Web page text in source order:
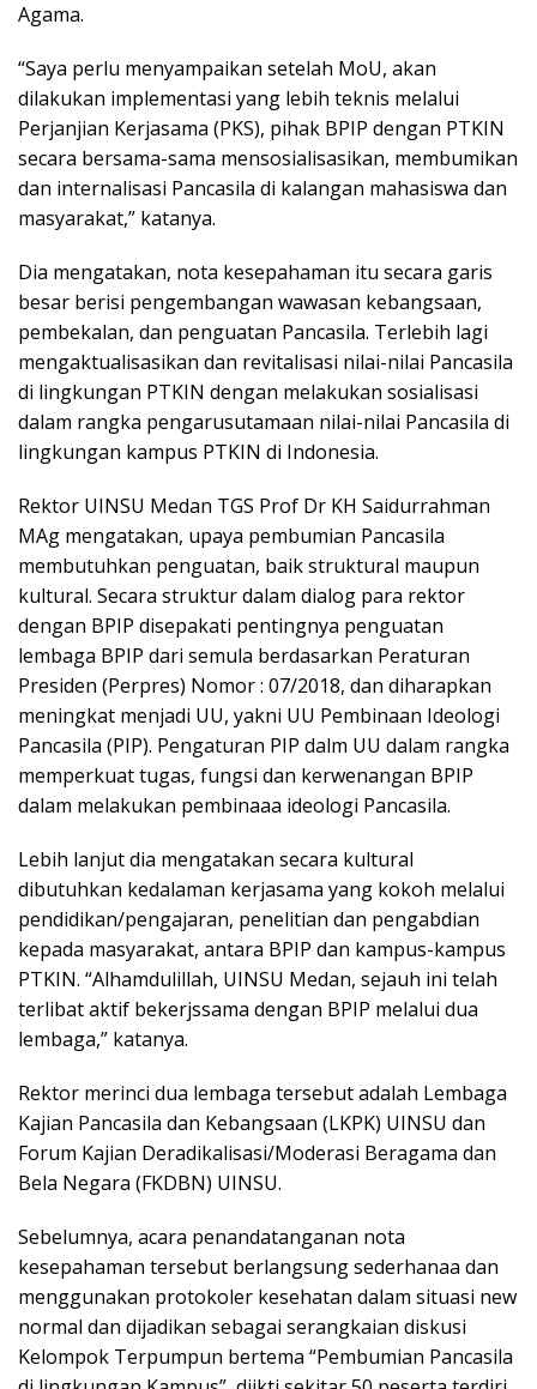
Agama.
“Saya perlu menyampaikan setelah MoU, akan
dilakukan implementasi yang lebih teknis melalui
Perjanjian Kerjasama (PKS), pihak BPIP dengan PTKIN
secara bersama-sama mensosialisasikan, membumikan
dan internalisasi Pancasila di kalangan mahasiswa dan
masyarakat,” katanya.
Dia mengatakan, nota kesepahaman itu secara garis
besar berisi pengembangan wawasan kebangsaan,
pembekalan, dan penguatan Pancasila. Terlebih lagi
mengaktualisasikan dan revitalisasi nilai-nilai Pancasila
di lingkungan PTKIN dengan melakukan sosialisasi
dalam rangka pengarusutamaan nilai-nilai Pancasila di
lingkungan kampus PTKIN di Indonesia.
Rektor UINSU Medan TGS Prof Dr KH Saidurrahman
MAg mengatakan, upaya pembumian Pancasila
membutuhkan penguatan, baik struktural maupun
kultural. Secara struktur dalam dialog para rektor
dengan BPIP disepakati pentingnya penguatan
lembaga BPIP dari semula berdasarkan Peraturan
Presiden (Perpres) Nomor : 07/2018, dan diharapkan
meningkat menjadi UU, yakni UU Pembinaan Ideologi
Pancasila (PIP). Pengaturan PIP dalm UU dalam rangka
memperkuat tugas, fungsi dan kerwenangan BPIP
dalam melakukan pembinaaa ideologi Pancasila.
Lebih lanjut dia mengatakan secara kultural
dibutuhkan kedalaman kerjasama yang kokoh melalui
pendidikan/pengajaran, penelitian dan pengabdian
kepada masyarakat, antara BPIP dan kampus-kampus
PTKIN. “Alhamdulillah, UINSU Medan, sejauh ini telah
terlibat aktif bekerjssama dengan BPIP melalui dua
lembaga,” katanya.
Rektor merinci dua lembaga tersebut adalah Lembaga
Kajian Pancasila dan Kebangsaan (LKPK) UINSU dan
Forum Kajian Deradikalisasi/Moderasi Beragama dan
Bela Negara (FKDBN) UINSU.
Sebelumnya, acara penandatanganan nota
kesepahaman tersebut berlangsung sederhanaa dan
menggunakan protokoler kesehatan dalam situasi new
normal dan dijadikan sebagai serangkaian diskusi
Kelompok Terpumpun bertema “Pembumian Pancasila